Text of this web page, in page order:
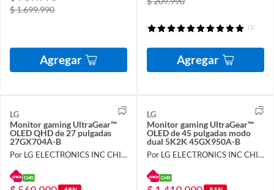
$ 1.699.990
Agregar
(1)
Agregar
LG
Monitor gaming UltraGear™
OLED QHD de 27 pulgadas
27GX704A-B
Por LG ELECTRONICS INC CHILE LIMITADA
LG
Monitor gaming UltraGear™
OLED de 45 pulgadas modo
dual 5K2K 45GX950A-B
Por LG ELECTRONICS INC CHILE LIMITADA